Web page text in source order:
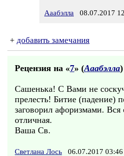
Ааабэлла 08.07.2017
+ добавить замечания
Рецензия на «7» (Ааабэлла)
Сашенька! С Вами не
прелесть! Битие (падение)
заговорил афоризмами. Вся
отличная.
Ваша Св.
Светлана Лось 06.07.2017